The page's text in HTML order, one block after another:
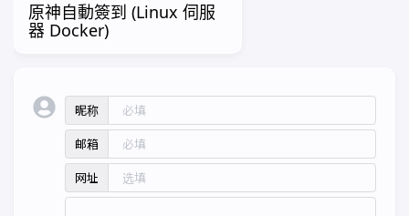
原神自動簽到 (Linux 伺服
器 Docker)
昵称
邮箱
网址